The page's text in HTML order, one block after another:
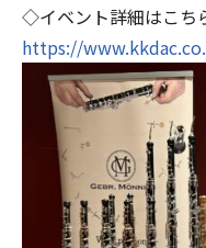
◇イベント詳細はこち
https://